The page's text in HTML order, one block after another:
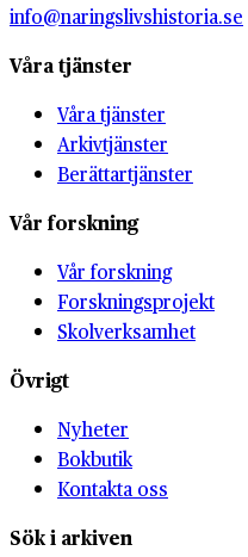
info@naringslivshistoria.se
Våra tjänster
Våra tjänster
Arkivtjänster
Berättartjänster
Vår forskning
Vår forskning
Forskningsprojekt
Skolverksamhet
Övrigt
Nyheter
Bokbutik
Kontakta oss
Sök i arkiven